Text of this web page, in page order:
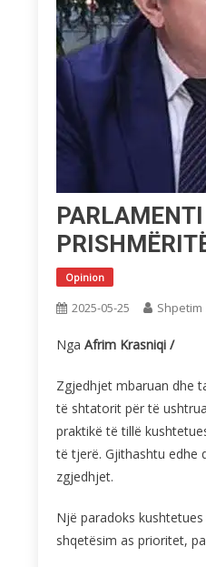
Opinion
2025-05-25
Nga Afrim Krasniqi /
Zgjedhjet mbaruan dhe
të shtatorit për të
praktikë të tillë
të tjerë. Gjithashtu edhe
zgjedhjet.
Një paradoks
shqetësim as prioritet,